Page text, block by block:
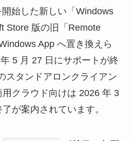
始した新しい「Windows
Store 版の旧「Remote
App へ置き換えら
5 月 27 日にサポートが終
スタンドアロンクライアン
用クラウド向けは 2026 年 3
が案内されています。